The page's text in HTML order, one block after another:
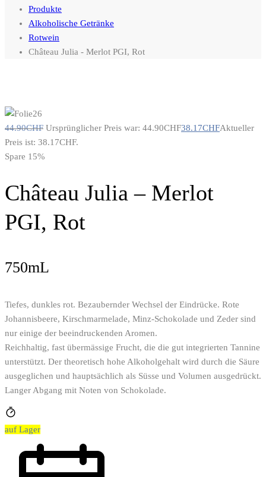
Produkte
Alkoholische Getränke
Rotwein
Château Julia - Merlot PGI, Rot
44.90CHF Ursprünglicher Preis war: 44.90CHF38.17CHFAktueller
Preis ist: 38.17CHF.
Spare 15%
Château Julia – Merlot
PGI, Rot
750mL
Tiefes, dunkles rot. Bezaubernder Wechsel der Eindrücke. Rote
Johannisbeere, Kirschmarmelade, Minz-Schokolade und Zeder sind
nur einige der beeindruckenden Aromen.
Reichhaltig, fast übermässige Frucht, die die gut integrierten Tannine
unterstützt. Der theoretisch hohe Alkoholgehalt wird durch die Säure
ausgeglichen und hauptsächlich als Süsse und Volumen ausgedrückt.
Langer Abgang mit Noten von Schokolade.
auf Lager